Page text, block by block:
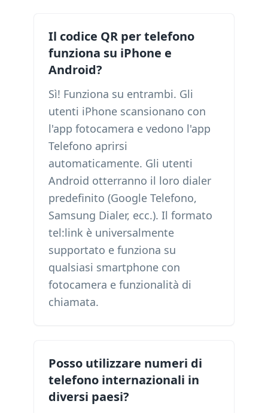
Il codice QR per telefono
funziona su iPhone e
Android?
Sì! Funziona su entrambi. Gli
utenti iPhone scansionano con
l'app fotocamera e vedono l'app
Telefono aprirsi
automaticamente. Gli utenti
Android otterranno il loro dialer
predefinito (Google Telefono,
Samsung Dialer, ecc.). Il formato
tel:link è universalmente
supportato e funziona su
qualsiasi smartphone con
fotocamera e funzionalità di
chiamata.
Posso utilizzare numeri di
telefono internazionali in
diversi paesi?